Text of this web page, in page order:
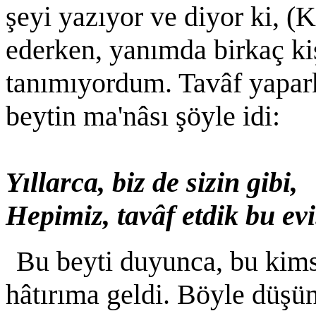
şeyi yazıyor ve diyor ki,
ederken, yanımda birkaç
tanımıyordum. Tavâf
beytin ma'nâsı şöyle idi:
Yıllarca, biz de sizin gibi,
Hepimiz, tavâf etdik bu
Bu beyti duyunca, bu
hâtırıma geldi. Böyle